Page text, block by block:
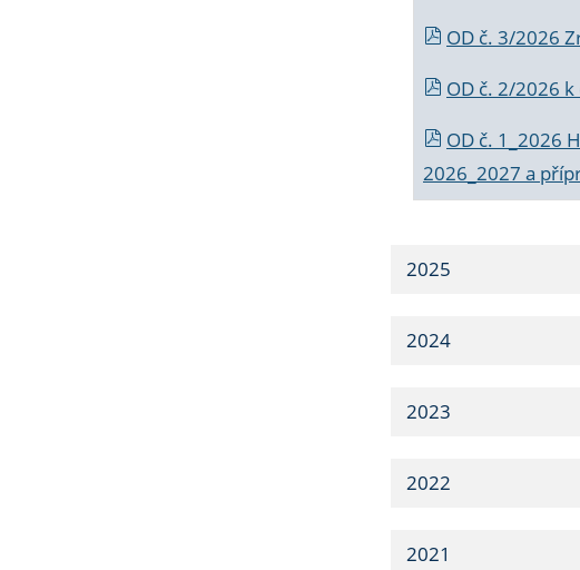
OD č. 3/2026
OD č. 2/2026 k
OD č. 1_2026
2026_2027 a
2025
2024
2023
2022
2021